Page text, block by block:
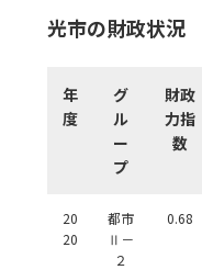
光市の財政状況
年
度
グ
ル
ー
プ
財政
力指
数
20
20
都市
Ⅱ－
２
0.68